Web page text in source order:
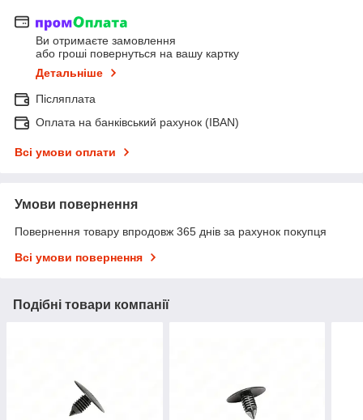
Ви отримаєте замовлення
або гроші повернуться на вашу картку
Детальніше
Післяплата
Оплата на банківський рахунок (IBAN)
Всі умови оплати
Умови повернення
Повернення товару впродовж 365 днів за рахунок покупця
Всі умови повернення
Подібні товари компанії